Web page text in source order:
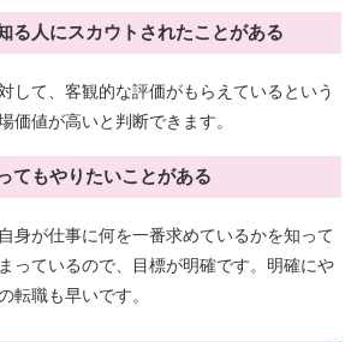
る人にスカウトされたことがある
して、客観的な評価がもらえているという
価値が高いと判断できます。
てもやりたいことがある
身が仕事に何を一番求めているかを知って
っているので、目標が明確です。明確にや
転職も早いです。